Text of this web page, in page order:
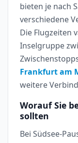
bieten je nach
verschiedene
Die Flugzeiten
Inselgruppe
Frankfurt am
weitere
Worauf Sie
sollten
Bei Südsee-